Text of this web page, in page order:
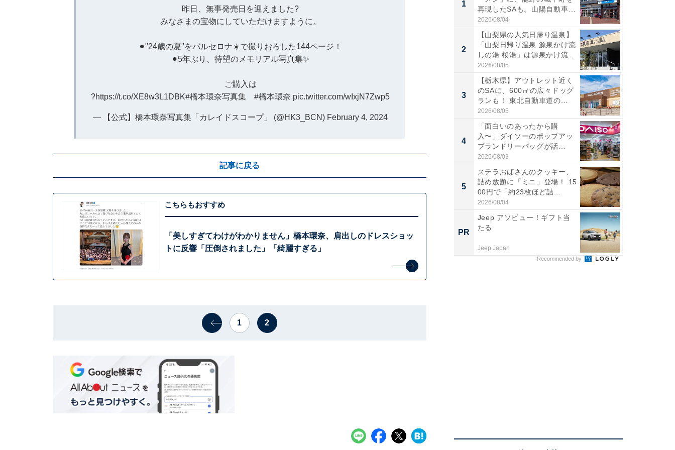
昨日、無事発売日を迎えました?
みなさまの宝物にしていただけますように。
⚫︎"24歳の夏"をバルセロナ☀️で撮りおろした144ページ！
⚫︎5年ぶり、待望のメモリアル写真集✨
ご購入は
?https://t.co/XE8w3L1DBK#橋本環奈写真集 #橋本環奈 pic.twitter.com/wIxjN7Zwp5
— 【公式】橋本環奈写真集「カレイドスコープ」 (@HK3_BCN) February 4, 2024
記事に戻る
こちらもおすすめ
「美しすぎてわけがわかりません」橋本環奈、肩出しのドレスショッ
トに反響「圧倒されました」「綺麗すぎる」
1 2
1
再現したSAも。山陽自動車
道...
2026/08/04
2
【山梨県の人気日帰り温泉】
「山梨日帰り温泉 源泉かけ流
しの湯 桜湯」は源泉かけ流...
2026/08/05
3
【栃木県】アウトレット近く
のSAに、600㎡の広々ドッグ
ランも！ 東北自動車道の...
2026/08/05
4
「面白いのあったから購
入〜」ダイソーのポップアッ
プランドリーバッグが話
題。“さま...
2026/08/03
5
ステラおばさんのクッキー、
詰め放題に「ミニ」登場！ 15
00円で「約23枚ほど詰...
2026/08/04
PR
Jeep アソビュー！ギフト当
たる
Jeep Japan
Recommended by